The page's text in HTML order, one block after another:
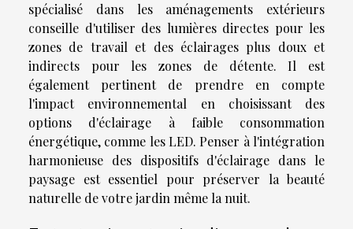
spécialisé dans les aménagements extérieurs
conseille d'utiliser des lumières directes pour les
zones de travail et des éclairages plus doux et
indirects pour les zones de détente. Il est
également pertinent de prendre en compte
l'impact environnemental en choisissant des
options d'éclairage à faible consommation
énergétique, comme les LED. Penser à l'intégration
harmonieuse des dispositifs d'éclairage dans le
paysage est essentiel pour préserver la beauté
naturelle de votre jardin même la nuit.